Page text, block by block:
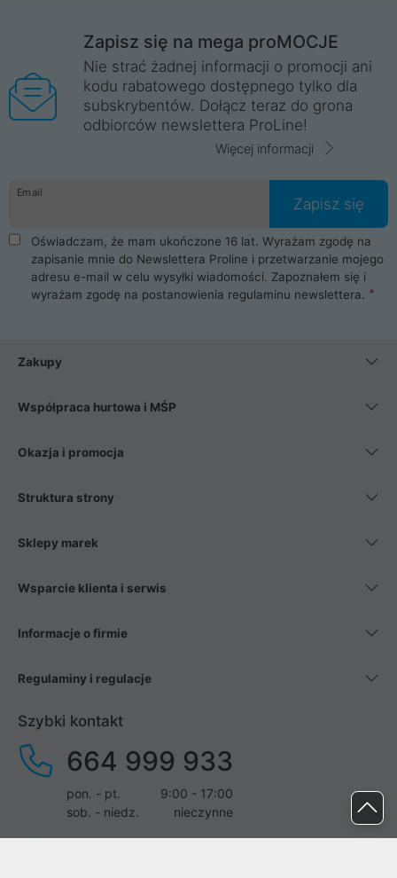
Zapisz się na mega proMOCJE
Nie strać żadnej informacji o promocji ani
kodu rabatowego dostępnego tylko dla
subskrybentów. Dołącz teraz do grona
odbiorców newslettera ProLine!
Więcej informacji
Email
Zapisz się
Oświadczam, że mam ukończone 16 lat. Wyrażam zgodę na
zapisanie mnie do Newslettera Proline i przetwarzanie mojego
adresu e-mail w celu wysyłki wiadomości. Zapoznałem się i
wyrażam zgodę na postanowienia regulaminu newslettera.
Zakupy
Współpraca hurtowa i MŚP
Okazja i promocja
Struktura strony
Sklepy marek
Wsparcie klienta i serwis
Informacje o firmie
Regulaminy i regulacje
Szybki kontakt
664 999 933
pon. - pt.
9:00 - 17:00
sob. - niedz.
nieczynne